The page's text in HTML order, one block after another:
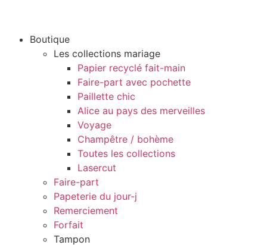
Boutique
Les collections mariage
Papier recyclé fait-main
Faire-part avec pochette
Paillette chic
Alice au pays des merveilles
Voyage
Champêtre / bohème
Toutes les collections
Lasercut
Faire-part
Papeterie du jour-j
Remerciement
Forfait
Tampon